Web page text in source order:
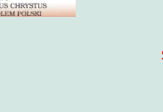
Święty